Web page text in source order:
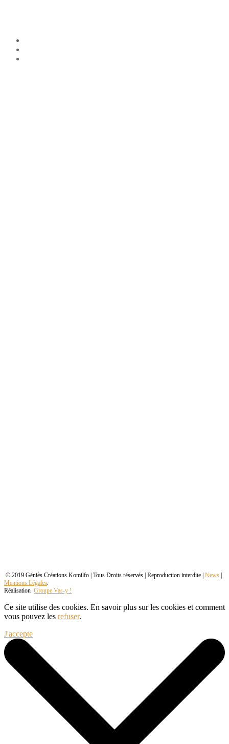
© 2019 Géniès Créations Komilfo | Tous Droits réservés | Reproduction interdite | News
Mentions Légales.
Réalisation Groupe Vas-y !
Ce site utilise des cookies. En savoir plus sur les cookies et comment
vous pouvez les refuser.
J'accepte